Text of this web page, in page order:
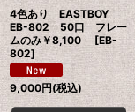
4色あり EASTBOY
EB-802 50口 フレー
ムのみ￥8,100 [EB-
802]
9,000円(税込)